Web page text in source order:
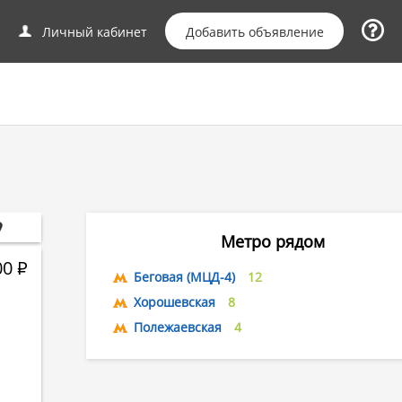
Личный кабинет Добавить объявление
Р
Метро рядом
Беговая (МЦД-4)
12
Хорошевская
8
Полежаевская
4